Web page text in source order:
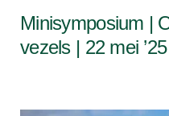
Minisymposium |
vezels | 22 mei